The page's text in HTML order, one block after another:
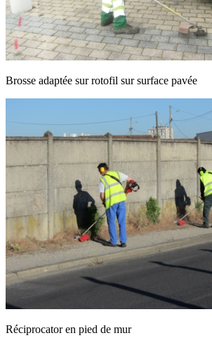
Brosse adaptée sur rotofil sur surface pavée
Réciprocator en pied de mur